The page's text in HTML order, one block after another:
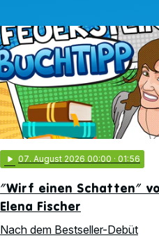
play_arrow 07. August 2026 00:00 · 01:56
"Wirf einen Schatten"
Elena Fischer
Nach dem Bestseller-Debüt